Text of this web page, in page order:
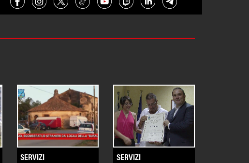
SERVIZI SERVIZI